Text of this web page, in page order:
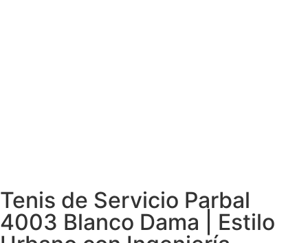
Tenis de Servicio Parbal
4003 Blanco Dama | Estilo